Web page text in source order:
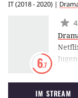
IT(2018 - 2020) |
6.7
IM STREAM